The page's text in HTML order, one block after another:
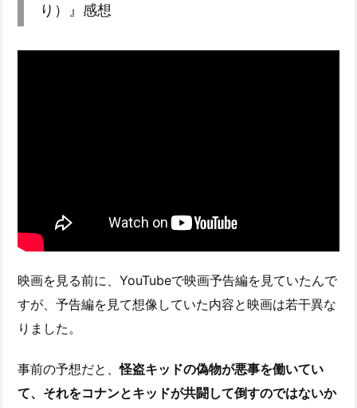
り）』感想
映画を見る前に、YouTubeで映画予告編を見ていたんで
すが、予告編を見て想像していた内容と映画は若干異な
りました。
事前の予想だと、怪盗キッドの偽物が悪事を働いてい
て、それをコナンとキッドが共闘して倒すのではないか